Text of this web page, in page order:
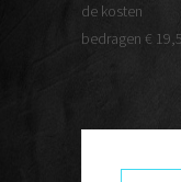
de kosten
bedragen €